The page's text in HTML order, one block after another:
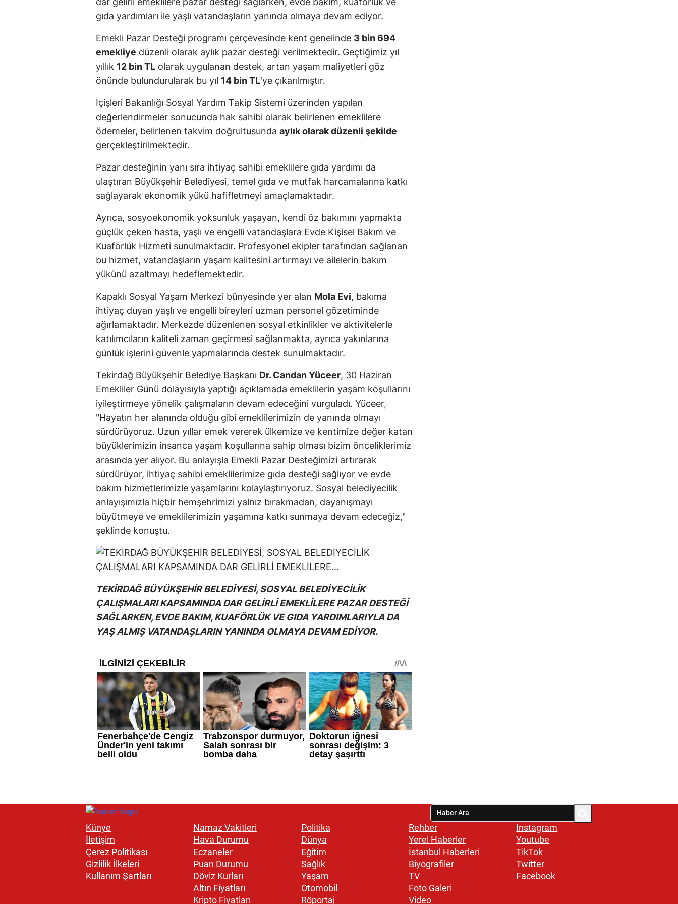
gıda yardımları ile yaşlı vatandaşların yanında olmaya devam ediyor.
Emekli Pazar Desteği programı çerçevesinde kent genelinde 3 bin 694
emekliye düzenli olarak aylık pazar desteği verilmektedir. Geçtiğimiz yıl
yıllık 12 bin TL olarak uygulanan destek, artan yaşam maliyetleri göz
önünde bulundurularak bu yıl 14 bin TL'ye çıkarılmıştır.
İçişleri Bakanlığı Sosyal Yardım Takip Sistemi üzerinden yapılan
değerlendirmeler sonucunda hak sahibi olarak belirlenen emeklilere
ödemeler, belirlenen takvim doğrultusunda aylık olarak düzenli şekilde
gerçekleştirilmektedir.
Pazar desteğinin yanı sıra ihtiyaç sahibi emeklilere gıda yardımı da
ulaştıran Büyükşehir Belediyesi, temel gıda ve mutfak harcamalarına katkı
sağlayarak ekonomik yükü hafifletmeyi amaçlamaktadır.
Ayrıca, sosyoekonomik yoksunluk yaşayan, kendi öz bakımını yapmakta
güçlük çeken hasta, yaşlı ve engelli vatandaşlara Evde Kişisel Bakım ve
Kuaförlük Hizmeti sunulmaktadır. Profesyonel ekipler tarafından sağlanan
bu hizmet, vatandaşların yaşam kalitesini artırmayı ve ailelerin bakım
yükünü azaltmayı hedeflemektedir.
Kapaklı Sosyal Yaşam Merkezi bünyesinde yer alan Mola Evi, bakıma
ihtiyaç duyan yaşlı ve engelli bireyleri uzman personel gözetiminde
ağırlamaktadır. Merkezde düzenlenen sosyal etkinlikler ve aktivitelerle
katılımcıların kaliteli zaman geçirmesi sağlanmakta, ayrıca yakınlarına
günlük işlerini güvenle yapmalarında destek sunulmaktadır.
Tekirdağ Büyükşehir Belediye Başkanı Dr. Candan Yüceer, 30 Haziran
Emekliler Günü dolayısıyla yaptığı açıklamada emeklilerin yaşam koşullarını
iyileştirmeye yönelik çalışmaların devam edeceğini vurguladı. Yüceer,
"Hayatın her alanında olduğu gibi emeklilerimizin de yanında olmayı
sürdürüyoruz. Uzun yıllar emek vererek ülkemize ve kentimize değer katan
büyüklerimizin insanca yaşam koşullarına sahip olması bizim önceliklerimiz
arasında yer alıyor. Bu anlayışla Emekli Pazar Desteğimizi artırarak
sürdürüyor, ihtiyaç sahibi emeklilerimize gıda desteği sağlıyor ve evde
bakım hizmetlerimizle yaşamlarını kolaylaştırıyoruz. Sosyal belediyecilik
anlayışımızla hiçbir hemşehrimizi yalnız bırakmadan, dayanışmayı
büyütmeye ve emeklilerimizin yaşamına katkı sunmaya devam edeceğiz,"
şeklinde konuştu.
TEKİRDAĞ BÜYÜKŞEHİR BELEDİYESİ, SOSYAL BELEDİYECİLİK
ÇALIŞMALARI KAPSAMINDA DAR GELİRLİ EMEKLİLERE PAZAR DESTEĞİ
SAĞLARKEN, EVDE BAKIM, KUAFÖRLÜK VE GIDA YARDIMLARIYLA DA
YAŞ ALMIŞ VATANDAŞLARIN YANINDA OLMAYA DEVAM EDİYOR.
Künye
İletişim
Çerez Politikası
Gizlilik İlkeleri
Kullanım Şartları
Namaz Vakitleri
Hava Durumu
Eczaneler
Puan Durumu
Döviz Kurları
Altın Fiyatları
Kripto Fiyatları
Politika
Dünya
Eğitim
Sağlık
Yaşam
Otomobil
Röportaj
Rehber
Yerel Haberler
İstanbul Haberleri
Biyografiler
TV
Foto Galeri
Video
Instagram
Youtube
TikTok
Twitter
Facebook